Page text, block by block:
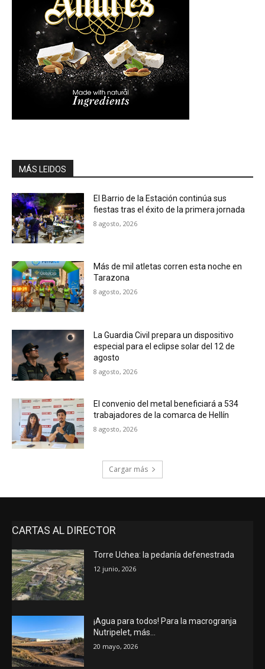
MÁS LEIDOS
El Barrio de la Estación continúa sus
fiestas tras el éxito de la primera jornada
8 agosto, 2026
Más de mil atletas corren esta noche en
Tarazona
8 agosto, 2026
La Guardia Civil prepara un dispositivo
especial para el eclipse solar del 12 de
agosto
8 agosto, 2026
El convenio del metal beneficiará a 534
trabajadores de la comarca de Hellín
8 agosto, 2026
Cargar más
CARTAS AL DIRECTOR
Torre Uchea: la pedanía defenestrada
12 junio, 2026
¡Agua para todos! Para la macrogranja
Nutripelet, más…
20 mayo, 2026